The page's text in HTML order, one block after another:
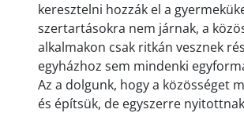
keresztelni hozzák el a
szertartásokra nem járnak, a
alkalmakon csak ritkán vesznek
egyházhoz sem mindenki
Az a dolgunk, hogy a közösséget
és építsük, de egyszerre